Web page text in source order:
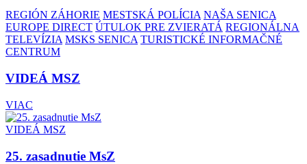
REGIÓN ZÁHORIE MESTSKÁ POLÍCIA NAŠA SENICA
EUROPE DIRECT ÚTULOK PRE ZVIERATÁ REGIONÁLNA
TELEVÍZIA MSKS SENICA TURISTICKÉ INFORMAČNÉ
CENTRUM
VIDEÁ MSZ
VIAC
VIDEÁ MSZ
25. zasadnutie MsZ